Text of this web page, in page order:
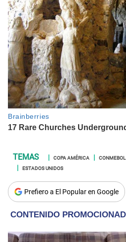
COPA AMÉRICA CONMEBOL
ESTADOS UNIDOS
Prefiero a El Popular en Google